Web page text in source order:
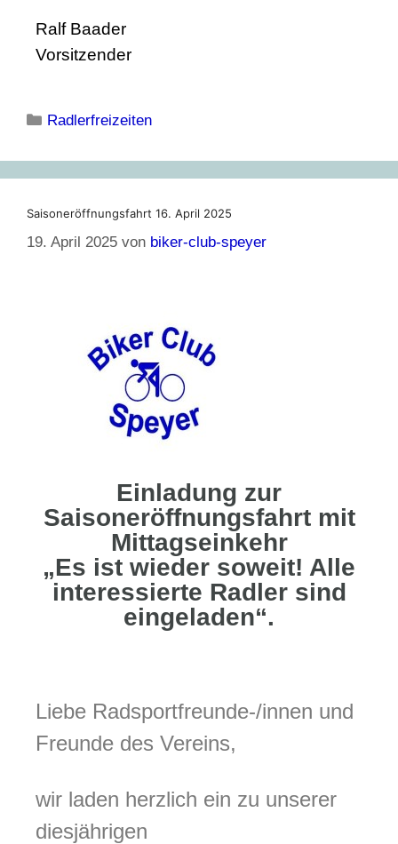
Ralf Baader
Vorsitzender
Radlerfreizeiten
Saisoneröffnungsfahrt 16. April 2025
19. April 2025 von biker-club-speyer
Einladung zur
Saisoneröffnungsfahrt mit
Mittagseinkehr
„Es ist wieder soweit! Alle
interessierte Radler sind
eingeladen“.
Liebe Radsportfreunde-/innen und
Freunde des Vereins,
wir laden herzlich ein zu unserer
diesjährigen